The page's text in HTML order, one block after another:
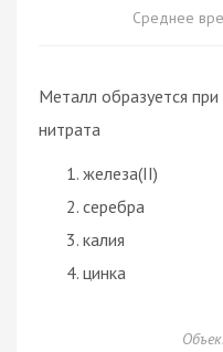
Среднее
Металл образуется
нитрата
железа(II)
серебра
калия
цинка